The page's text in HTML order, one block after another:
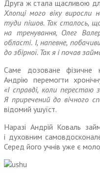
Друга ж стала щасливою
Хлопці мого віку виросли
туди пішов. Так сталось,
на тренування, Олег
області. І, напевне,
до збірної. Так я і почав
Саме дозоване фізичне
Андрію перемогти
«І справді, коли перестаю
Я приречений до вічного
відомий ушуїст.
Наразі Андрій Коваль
і духовним
Серед його учнів уже є